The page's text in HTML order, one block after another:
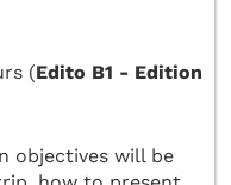
(Edito B1 - Edition
objectives will be